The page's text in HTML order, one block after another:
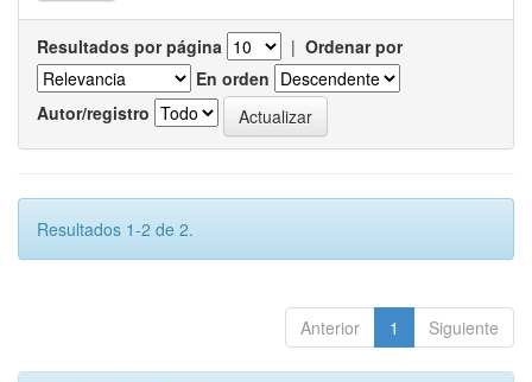
Resultados por página | Ordenar por
En orden
Autor/registro
Resultados 1-2 de 2.
Anterior 1 Siguiente